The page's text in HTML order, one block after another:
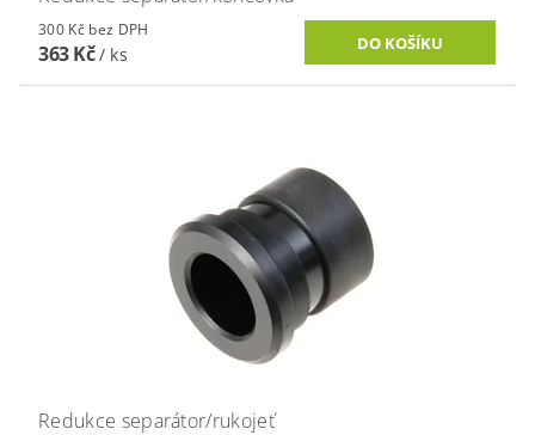
300 Kč bez DPH
363 Kč/ ks
Redukce separátor/rukojeť